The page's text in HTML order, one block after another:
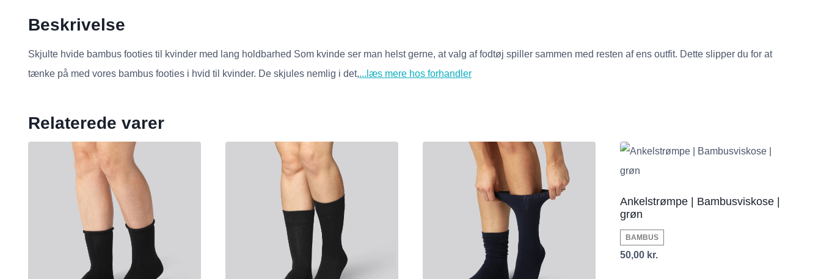
Beskrivelse
Skjulte hvide bambus footies til kvinder med lang holdbarhed Som kvinde ser man helst gerne, at valg af fodtøj spiller sammen med resten af ens outfit. Dette slipper du for at
tænke på med vores bambus footies i hvid til kvinder. De skjules nemlig i det,...læs mere hos forhandler
Relaterede varer
Ankelstrømpe | Bambusviskose |
grøn
BAMBUS
50,00 kr.